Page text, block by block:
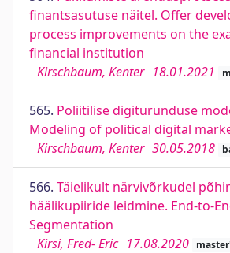
finantsasutuse näitel. Offer
process improvements on the
financial institution
Kirschbaum, Kenter 18.01.2021
565. Poliitilise digiturunduse
Modeling of political digital
Kirschbaum, Kenter 30.05.2018
566. Täielikult närvivõrkudel
häälikupiiride leidmine. End-to-
Segmentation
Kirsi, Fred- Eric 17.08.2020